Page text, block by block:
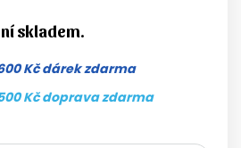
skladem.
Kč dárek zdarma
Kč doprava zdarma